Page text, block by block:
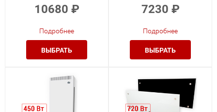
10680 ₽
Подробнее
ВЫБРАТЬ
7230 ₽
Подробнее
ВЫБРАТЬ